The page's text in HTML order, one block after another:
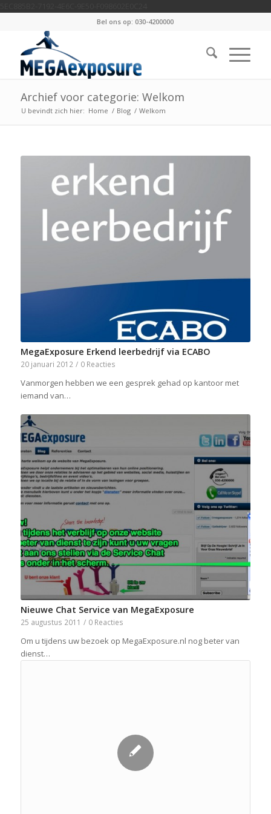
Bel ons op: 030-4200000
Archief voor categorie: Welkom
U bevindt zich hier: Home / Blog / Welkom
MegaExposure Erkend leerbedrijf via ECABO
20 januari 2012 / 0 Reacties
Vanmorgen hebben we een gesprek gehad op kantoor met
iemand van…
Nieuwe Chat Service van MegaExposure
25 augustus 2011 / 0 Reacties
Om u tijdens uw bezoek op MegaExposure.nl nog beter van
dienst…